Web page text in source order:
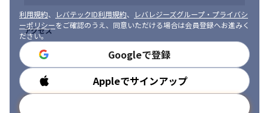
利用規約、 レバテックID利用規約、
レバレジーズグループ・プライバシ
ーポリシーをご確認のうえ、同意いただける場合は会員登録へお進みく
ださい。
Googleで登録
Appleでサインアップ
アクセス
勤務時間